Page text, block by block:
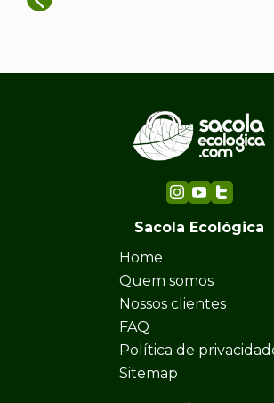
Sacola Ecológica
Home
Quem somos
Nossos clientes
FAQ
Política de
Sitemap